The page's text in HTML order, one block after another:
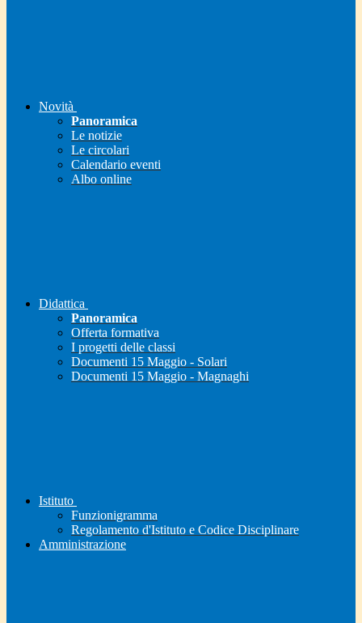
Novità
Panoramica
Le notizie
Le circolari
Calendario eventi
Albo online
Didattica
Panoramica
Offerta formativa
I progetti delle classi
Documenti 15 Maggio - Solari
Documenti 15 Maggio - Magnaghi
Istituto
Funzionigramma
Regolamento d'Istituto e Codice Disciplinare
Amministrazione